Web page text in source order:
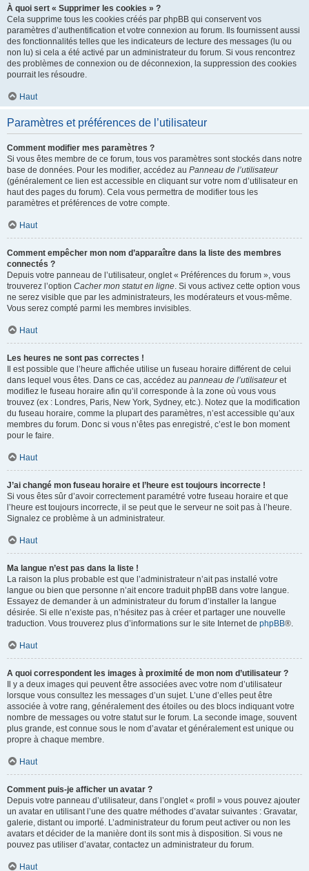
À quoi sert « Supprimer les cookies » ?
Cela supprime tous les cookies créés par phpBB qui conservent vos
paramètres d’authentification et votre connexion au forum. Ils fournissent aussi
des fonctionnalités telles que les indicateurs de lecture des messages (lu ou
non lu) si cela a été activé par un administrateur du forum. Si vous rencontrez
des problèmes de connexion ou de déconnexion, la suppression des cookies
pourrait les résoudre.
Haut
Paramètres et préférences de l’utilisateur
Comment modifier mes paramètres ?
Si vous êtes membre de ce forum, tous vos paramètres sont stockés dans notre
base de données. Pour les modifier, accédez au Panneau de l’utilisateur
(généralement ce lien est accessible en cliquant sur votre nom d’utilisateur en
haut des pages du forum). Cela vous permettra de modifier tous les
paramètres et préférences de votre compte.
Haut
Comment empêcher mon nom d’apparaître dans la liste des membres
connectés ?
Depuis votre panneau de l’utilisateur, onglet « Préférences du forum », vous
trouverez l’option Cacher mon statut en ligne. Si vous activez cette option vous
ne serez visible que par les administrateurs, les modérateurs et vous-même.
Vous serez compté parmi les membres invisibles.
Haut
Les heures ne sont pas correctes !
Il est possible que l’heure affichée utilise un fuseau horaire différent de celui
dans lequel vous êtes. Dans ce cas, accédez au panneau de l’utilisateuret
modifiez le fuseau horaire afin qu’il corresponde à la zone où vous vous
trouvez (ex : Londres, Paris, New York, Sydney, etc.). Notez que la modification
du fuseau horaire, comme la plupart des paramètres, n’est accessible qu’aux
membres du forum. Donc si vous n’êtes pas enregistré, c’est le bon moment
pour le faire.
Haut
J’ai changé mon fuseau horaire et l’heure est toujours incorrecte !
Si vous êtes sûr d’avoir correctement paramétré votre fuseau horaire et que
l’heure est toujours incorrecte, il se peut que le serveur ne soit pas à l’heure.
Signalez ce problème à un administrateur.
Haut
Ma langue n’est pas dans la liste !
La raison la plus probable est que l’administrateur n’ait pas installé votre
langue ou bien que personne n’ait encore traduit phpBB dans votre langue.
Essayez de demander à un administrateur du forum d’installer la langue
désirée. Si elle n’existe pas, n’hésitez pas à créer et partager une nouvelle
traduction. Vous trouverez plus d’informations sur le site Internet de phpBB®.
Haut
A quoi correspondent les images à proximité de mon nom d’utilisateur ?
Il y a deux images qui peuvent être associées avec votre nom d’utilisateur
lorsque vous consultez les messages d’un sujet. L’une d’elles peut être
associée à votre rang, généralement des étoiles ou des blocs indiquant votre
nombre de messages ou votre statut sur le forum. La seconde image, souvent
plus grande, est connue sous le nom d’avatar et généralement est unique ou
propre à chaque membre.
Haut
Comment puis-je afficher un avatar ?
Depuis votre panneau d’utilisateur, dans l’onglet « profil » vous pouvez ajouter
un avatar en utilisant l’une des quatre méthodes d’avatar suivantes : Gravatar,
galerie, distant ou importé. L’administrateur du forum peut activer ou non les
avatars et décider de la manière dont ils sont mis à disposition. Si vous ne
pouvez pas utiliser d’avatar, contactez un administrateur du forum.
Haut